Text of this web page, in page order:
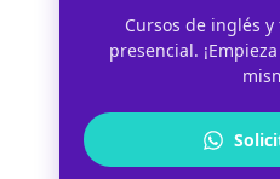
Cursos de inglés
presencial.